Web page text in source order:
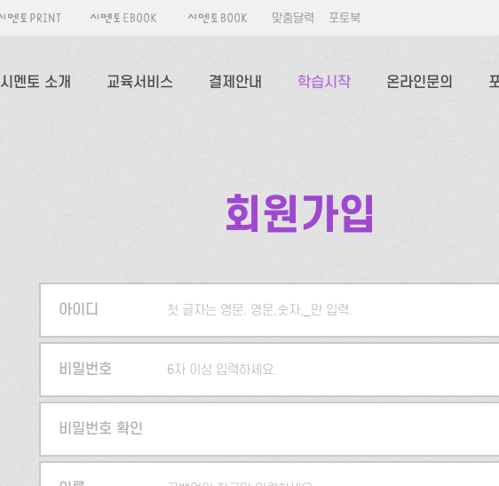
맞춤달력 포토북
시멘토 소개 교육서비스 결제안내 학습시작 온라인문의
회원가입
아이디 첫 글자는 영문. 영문,숫자,_만 입력.
5자 이상 입력하세요.
비밀번호 6자 이상 입력하세요.
비밀번호 확인